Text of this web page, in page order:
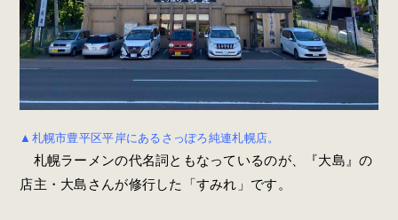
▲札幌市豊平区平岸にあるさっぽろ純連札幌店。
札幌ラーメンの代名詞ともなっているのが、『大島』の
店主・大島さんが修行した「すみれ」です。